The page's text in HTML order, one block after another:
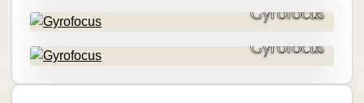
Gyrofocus
Gyrofocus